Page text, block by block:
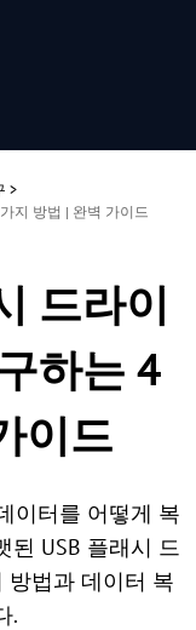
>
지 방법 | 완벽 가이드
드라이
하는 4
이드
이터를 어떻게 복
된 USB 플래시 드
방법과 데이터 복
.